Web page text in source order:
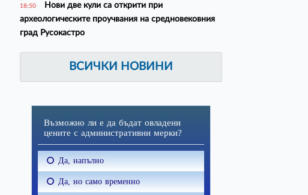
18:50
Нови две кули са открити при
археологическите проучвания на средновековния
град Русокастро
ВСИЧКИ НОВИНИ